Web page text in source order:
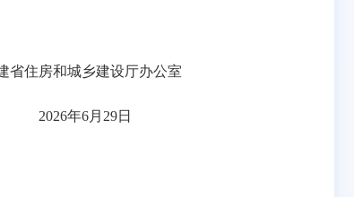
公室